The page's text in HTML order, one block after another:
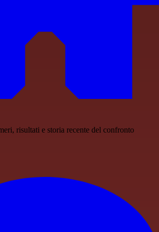
risultati e storia recente del confronto